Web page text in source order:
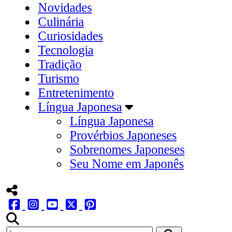
Novidades
Culinária
Curiosidades
Tecnologia
Tradição
Turismo
Entretenimento
Língua Japonesa
Língua Japonesa
Provérbios Japoneses
Sobrenomes Japoneses
Seu Nome em Japonês
menu redes social
facebookinstagram
youtube
twitter